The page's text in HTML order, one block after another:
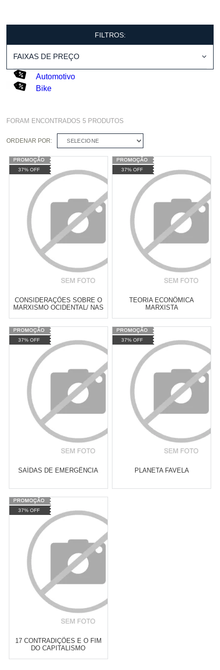
FILTROS:
FAIXAS DE PREÇO
Automotivo
Bike
FORAM ENCONTRADOS 5 PRODUTOS
ORDENAR POR: SELECIONE
37% OFF
CONSIDERAÇÕES SOBRE O
MARXISMO OCIDENTAL/ NAS
Varejo:
Atacado: R$ 2.550,90 (Apenas
Revendedor)
10 x
Cat:URBANISMO E
PLANEJAMENTO URBANO
COMPRAR
37% OFF
TEORIA ECONÔMICA
MARXISTA
Varejo:
Atacado: R$ 2.550,90 (Apenas
Revendedor)
10
ANTIRRACISMO E QUESTÃO
RACIAL
COMPRAR
37% OFF
SAÍDAS DE EMERGÊNCIA
Varejo:
Atacado: R$ 2.550,90 (Apenas
Revendedor)
10 x
MOVIMENTOS URBANOS
COMPRAR
37% OFF
PLANETA FAVELA
37% OFF
17 CONTRADIÇÕES E O FIM
DO CAPITALISMO